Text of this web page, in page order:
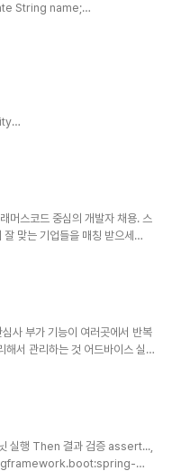
코드 중심의 개발자 채용. 스
맞는 기업들을 매칭 받으세
TOTAL_ORDERFROM
사 부가 기능이 여러곳에서 반복
서 관리하는 것 어드바이스 실제
컷 어드바이스를 적용할 구체
실행 Then 결과 검증 assert...,